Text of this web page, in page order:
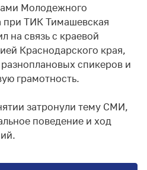
Молодежного
при ТИК Тимашевская
на связь с краевой
Краснодарского края,
спикеров и
грамотность.
затронули тему СМИ,
поведение и ход